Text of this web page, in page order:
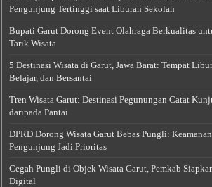
Pengunjung Tertinggi saat Liburan Sekolah
Bupati Garut Dorong Event Olahraga Berkualitas
Tarik Wisata
5 Destinasi Wisata di Garut, Jawa Barat: Tempat
Belajar, dan Bersantai
Tren Wisata Garut: Destinasi Pegunungan Catat
daripada Pantai
DPRD Dorong Wisata Garut Bebas Pungli:
Pengunjung Jadi Prioritas
Cegah Pungli di Objek Wisata Garut, Pemkab
Digital